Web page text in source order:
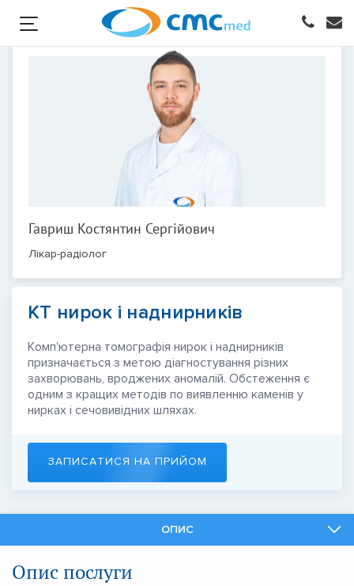
Гавриш Костянтин Сергійович
Лікар-радіолог
КТ нирок і наднирників
Комп'ютерна томографія нирок і наднирників
призначається з метою діагностування різних
захворювань, вроджених аномалій. Обстеження є
одним з кращих методів по виявленню каменів у
нирках і сечовивідних шляхах.
ЗАПИСАТИСЯ НА ПРИЙОМ
ОПИС
Опис послуги